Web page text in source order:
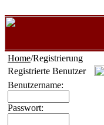
Home/Registrierung
Registrierte Benutzer
Benutzername:
Passwort: